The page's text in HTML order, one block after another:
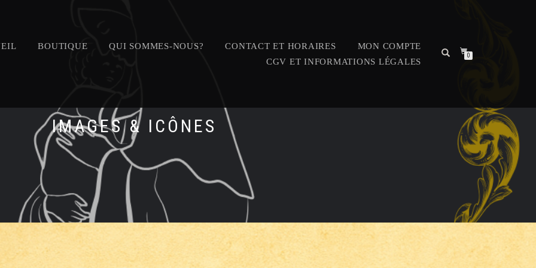
BOUTIQUE QUI SOMMES-NOUS? CONTACT ET HORAIRES
MON COMPTE
CGV ET INFORMATIONS LÉGALES
0
IMAGES & ICÔNES